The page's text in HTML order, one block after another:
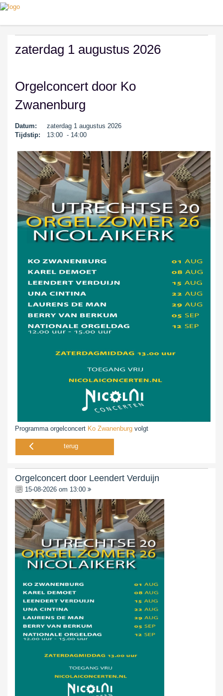
zaterdag 1 augustus 2026
Orgelconcert door Ko
Zwanenburg
Datum:
zaterdag 1 augustus 2026
Tijdstip:
13:00 - 14:00
Programma orgelconcert Ko Zwanenburg volgt
terug
Orgelconcert door Leendert Verduijn
15-08-2026 om 13:00